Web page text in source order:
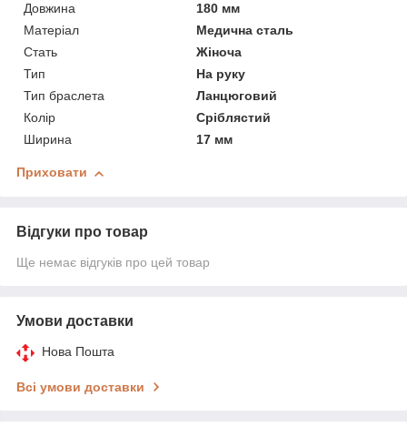
Довжина
180 мм
Матеріал
Медична сталь
Стать
Жіноча
Тип
На руку
Тип браслета
Ланцюговий
Колір
Сріблястий
Ширина
17 мм
Приховати
Відгуки про товар
Ще немає відгуків про цей товар
Умови доставки
Нова Пошта
Всі умови доставки